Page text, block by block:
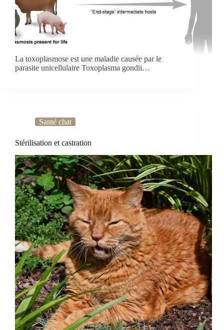
La toxoplasmose est une maladie causée par le
parasite unicellulaire Toxoplasma gondii…
Santé chat
Stérilisation et castration